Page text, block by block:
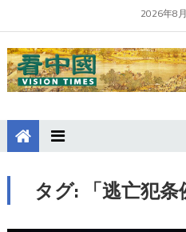
2026年8
タグ: 「逃亡犯